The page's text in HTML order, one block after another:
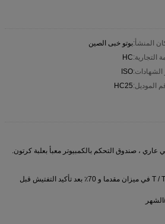
المنشأ:بوتو خبى الصين
التجارية:HC
الشهادات:ISO
الموديل:HC25
عاري ، صندوق التحكم بالكمبيوتر معبأ بعلبة كرتون.
إيداع 30٪ من T / T في ميزان مقدما و 70٪ بعد تأكيد التفتيش قبل